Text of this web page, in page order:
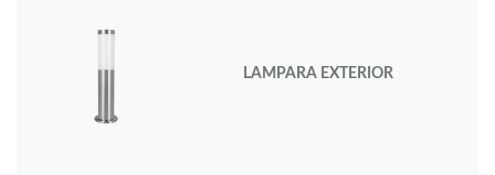
LAMPARA EXTERIOR